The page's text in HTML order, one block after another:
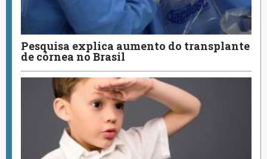
Pesquisa explica aumento do transplante
de córnea no Brasil